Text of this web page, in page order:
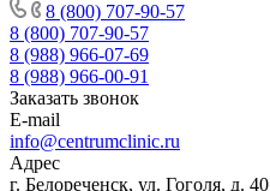
8 (800) 707-90-57
8 (800) 707-90-57
8 (988) 966-07-69
8 (988) 966-00-91
Заказать звонок
E-mail
info@centrumclinic.ru
Адрес
г. Белореченск, ул. Гоголя, д. 40